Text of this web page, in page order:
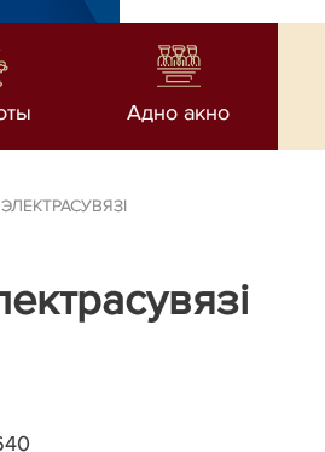
Адно акно